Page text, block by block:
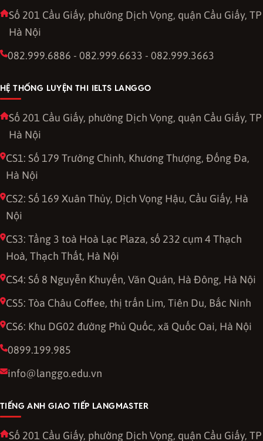
Số 201 Cầu Giấy, phường Dịch Vọng, quận Cầu Giấy, TP
Hà Nội
082.999.6886 - 082.999.6633 - 082.999.3663
HỆ THỐNG LUYỆN THI IELTS LANGGO
Số 201 Cầu Giấy, phường Dịch Vọng, quận Cầu Giấy, TP
Hà Nội
CS1: Số 179 Trường Chinh, Khương Thượng, Đống Đa,
Hà Nội
CS2: Số 169 Xuân Thủy, Dịch Vọng Hậu, Cầu Giấy, Hà
Nội
CS3: Tầng 3 toà Hoà Lạc Plaza, số 232 cụm 4 Thạch
Hoà, Thạch Thất, Hà Nội
CS4: Số 8 Nguyễn Khuyến, Văn Quán, Hà Đông, Hà Nội
CS5: Tòa Châu Coffee, thị trấn Lim, Tiên Du, Bắc Ninh
CS6: Khu DG02 đường Phủ Quốc, xã Quốc Oai, Hà Nội
0899.199.985
info@langgo.edu.vn
TIẾNG ANH GIAO TIẾP LANGMASTER
Số 201 Cầu Giấy, phường Dịch Vọng, quận Cầu Giấy, TP